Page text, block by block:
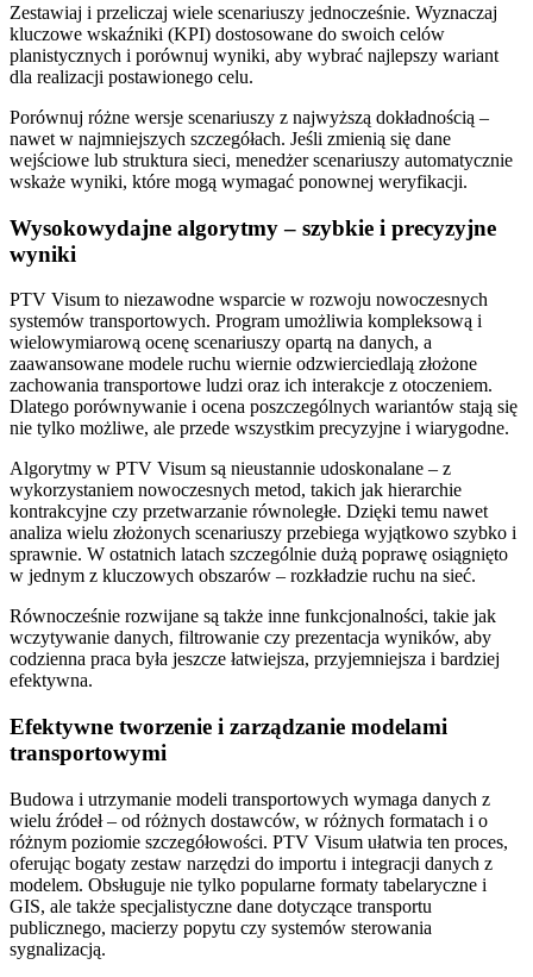
Zestawiaj i przeliczaj wiele scenariuszy jednocześnie. Wyznaczaj
kluczowe wskaźniki (KPI) dostosowane do swoich celów
planistycznych i porównuj wyniki, aby wybrać najlepszy wariant
dla realizacji postawionego celu.
Porównuj różne wersje scenariuszy z najwyższą dokładnością –
nawet w najmniejszych szczegółach. Jeśli zmienią się dane
wejściowe lub struktura sieci, menedżer scenariuszy automatycznie
wskaże wyniki, które mogą wymagać ponownej weryfikacji.
Wysokowydajne algorytmy – szybkie i precyzyjne
wyniki
PTV Visum to niezawodne wsparcie w rozwoju nowoczesnych
systemów transportowych. Program umożliwia kompleksową i
wielowymiarową ocenę scenariuszy opartą na danych, a
zaawansowane modele ruchu wiernie odzwierciedlają złożone
zachowania transportowe ludzi oraz ich interakcje z otoczeniem.
Dlatego porównywanie i ocena poszczególnych wariantów stają się
nie tylko możliwe, ale przede wszystkim precyzyjne i wiarygodne.
Algorytmy w PTV Visum są nieustannie udoskonalane – z
wykorzystaniem nowoczesnych metod, takich jak hierarchie
kontrakcyjne czy przetwarzanie równoległe. Dzięki temu nawet
analiza wielu złożonych scenariuszy przebiega wyjątkowo szybko i
sprawnie. W ostatnich latach szczególnie dużą poprawę osiągnięto
w jednym z kluczowych obszarów – rozkładzie ruchu na sieć.
Równocześnie rozwijane są także inne funkcjonalności, takie jak
wczytywanie danych, filtrowanie czy prezentacja wyników, aby
codzienna praca była jeszcze łatwiejsza, przyjemniejsza i bardziej
efektywna.
Efektywne tworzenie i zarządzanie modelami
transportowymi
Budowa i utrzymanie modeli transportowych wymaga danych z
wielu źródeł – od różnych dostawców, w różnych formatach i o
różnym poziomie szczegółowości. PTV Visum ułatwia ten proces,
oferując bogaty zestaw narzędzi do importu i integracji danych z
modelem. Obsługuje nie tylko popularne formaty tabelaryczne i
GIS, ale także specjalistyczne dane dotyczące transportu
publicznego, macierzy popytu czy systemów sterowania
sygnalizacją.